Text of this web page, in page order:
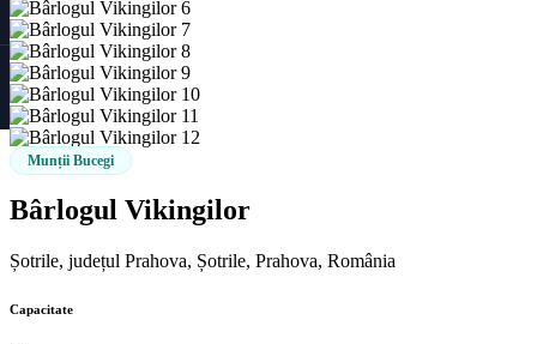
Munții Bucegi
Bârlogul Vikingilor
Șotrile, județul Prahova, Șotrile, Prahova, România
Capacitate